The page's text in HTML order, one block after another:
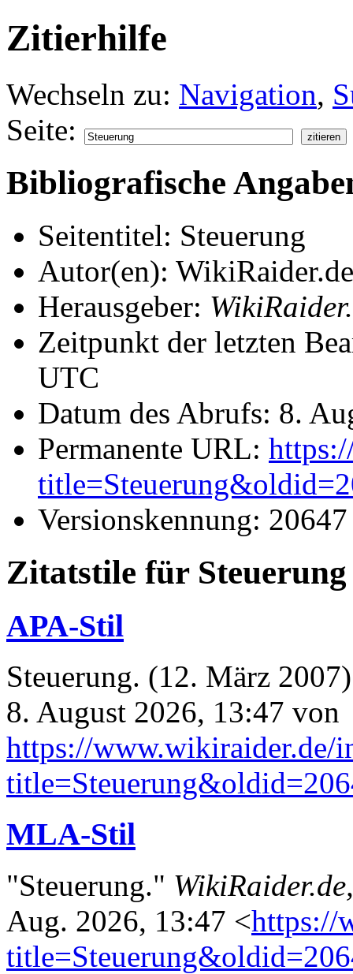
Zitierhilfe
Wechseln zu: Navigation,
Seite:
Bibliografische
Seitentitel: Steuerung
Autor(en):
Herausgeber:
Zeitpunkt der letzten
UTC
Datum des Abrufs: 8.
Permanente URL:
Versionskennung: 20647
Zitatstile für Steuerung
APA-Stil
Steuerung. (12. März
8. August 2026, 13:47 von
https://www.wikiraider.de/
MLA-Stil
"Steuerung."
Aug. 2026, 13:47 <https://